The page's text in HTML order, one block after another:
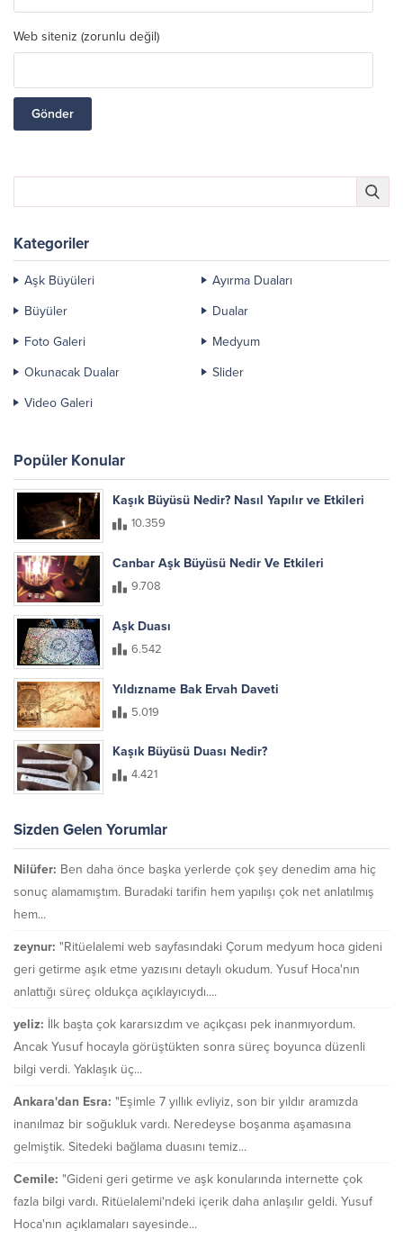
Web siteniz (zorunlu değil)
Kategoriler
Aşk Büyüleri
Ayırma Duaları
Büyüler
Dualar
Foto Galeri
Medyum
Okunacak Dualar
Slider
Video Galeri
Popüler Konular
Kaşık Büyüsü Nedir? Nasıl Yapılır ve Etkileri
10.359
Canbar Aşk Büyüsü Nedir Ve Etkileri
9.708
Aşk Duası
6.542
Yıldızname Bak Ervah Daveti
5.019
Kaşık Büyüsü Duası Nedir?
4.421
Sizden Gelen Yorumlar
Nilüfer: Ben daha önce başka yerlerde çok şey denedim ama hiç
sonuç alamamıştım. Buradaki tarifin hem yapılışı çok net anlatılmış
hem...
zeynur: "Ritüelalemi web sayfasındaki Çorum medyum hoca gideni
geri getirme aşık etme yazısını detaylı okudum. Yusuf Hoca'nın
anlattığı süreç oldukça açıklayıcıydı....
yeliz: İlk başta çok kararsızdım ve açıkçası pek inanmıyordum.
Ancak Yusuf hocayla görüştükten sonra süreç boyunca düzenli
bilgi verdi. Yaklaşık üç...
Ankara'dan Esra: "Eşimle 7 yıllık evliyiz, son bir yıldır aramızda
inanılmaz bir soğukluk vardı. Neredeyse boşanma aşamasına
gelmiştik. Sitedeki bağlama duasını temiz...
Cemile: "Gideni geri getirme ve aşk konularında internette çok
fazla bilgi vardı. Ritüelalemi'ndeki içerik daha anlaşılır geldi. Yusuf
Hoca'nın açıklamaları sayesinde...